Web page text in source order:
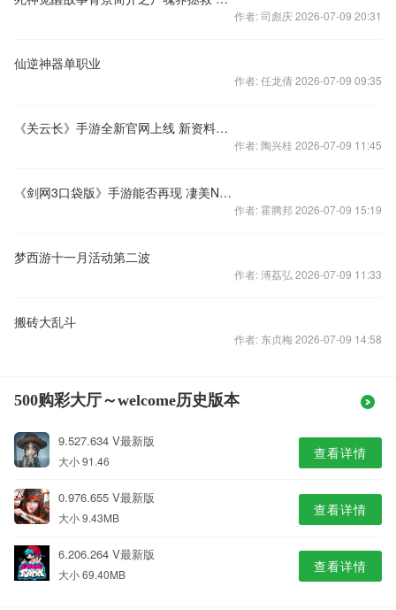
作者: 司彪庆 2026-07-09 20:31
仙逆神器单职业
作者: 任龙倩 2026-07-09 09:35
《关云长》手游全新官网上线 新资料片助阵双十一
作者: 陶兴桂 2026-07-09 11:45
《剑网3口袋版》手游能否再现 凄美NPC之沙利亚
作者: 霍腾邦 2026-07-09 15:19
梦西游十一月活动第二波
作者: 溥荔弘 2026-07-09 11:33
搬砖大乱斗
作者: 东贞梅 2026-07-09 14:58
500购彩大厅～welcome历史版本
9.527.634 V最新版
大小 91.46 查看详情
0.976.655 V最新版
大小 9.43MB 查看详情
6.206.264 V最新版
大小 69.40MB 查看详情